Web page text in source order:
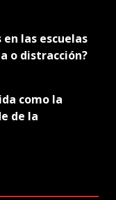
las escuelas
o distracción?
como la
de la